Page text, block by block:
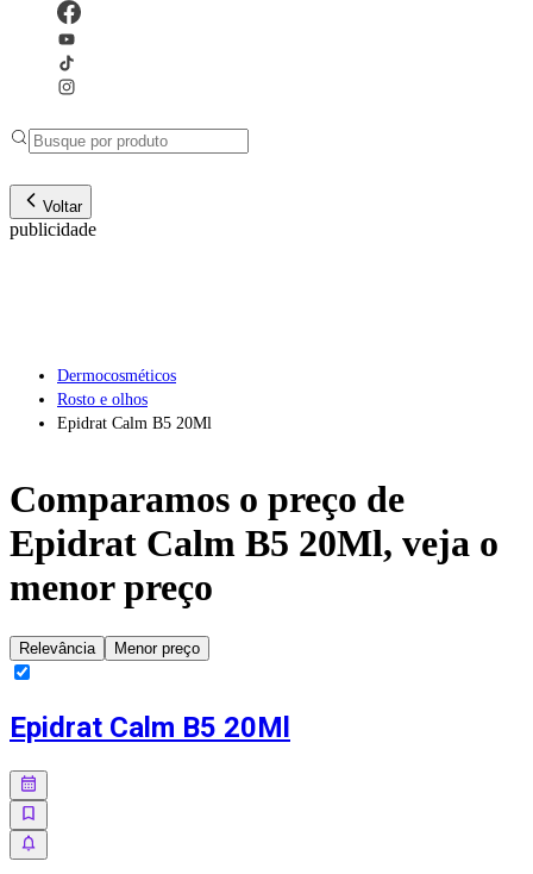
Voltar
publicidade
Dermocosméticos
Rosto e olhos
Epidrat Calm B5 20Ml
Comparamos o preço de
Epidrat Calm B5 20Ml, veja o
menor preço
Relevância Menor preço
Epidrat Calm B5 20Ml